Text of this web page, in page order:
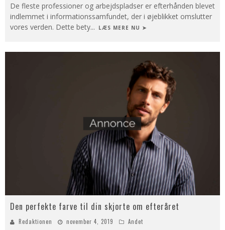
De fleste professioner og arbejdspladser er efterhånden blevet
indlemmet i informationssamfundet, der i øjeblikket omslutter
vores verden. Dette bety... LÆS MERE NU ➤
Den perfekte farve til din skjorte om efteråret
Redaktionen november 4, 2019 Andet